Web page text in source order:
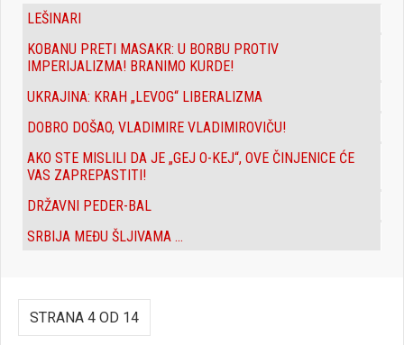
LEŠINARI
KOBANU PRETI MASAKR: U BORBU PROTIV
IMPERIJALIZMA! BRANIMO KURDE!
UKRAJINA: KRAH „LEVOG“ LIBERALIZMA
DOBRO DOŠAO, VLADIMIRE VLADIMIROVIČU!
AKO STE MISLILI DA JE „GEJ O-KEJ“, OVE ČINJENICE ĆE
VAS ZAPREPASTITI!
DRŽAVNI PEDER-BAL
SRBIJA MEĐU ŠLJIVAMA ...
STRANA 4 OD 14